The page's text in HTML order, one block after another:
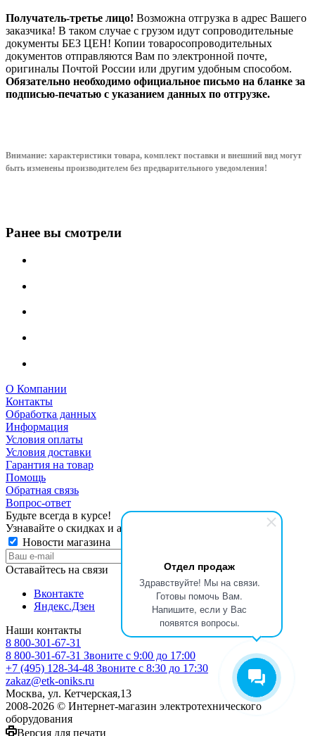
Отдел продаж
Здравствуйте! Мы на связи.
Готовы помочь Вам.
Напишите, если у Вас
появятся вопросы.
Получатель-третье лицо! Возможна отгрузка в адрес Вашего
заказчика! В таком случае с грузом идут сопроводительные
документы БЕЗ ЦЕН! Копии товаросопроводительных
документов отправляются Вам по электронной почте,
оригиналы Почтой России или другим удобным способом.
Обязательно необходимо официальное письмо на бланке за
подписью-печатью с указанием данных по отгрузке.
Внимание: характеристики товара, комплект поставки и внешний вид могут
быть изменены производителем без предварительного уведомления!
Ранее вы смотрели
О Компании
Контакты
Обработка данных
Информация
Условия оплаты
Условия доставки
Гарантия на товар
Помощь
Обратная связь
Вопрос-ответ
Будьте всегда в курсе!
Узнавайте о скидках и акциях первым
Новости магазина
Оставайтесь на связи
Вконтакте
Яндекс.Дзен
Наши контакты
8 800-301-67-31
8 800-301-67-31 Звоните с 9:00 до 17:00
+7 (495) 128-34-48 Звоните с 8:30 до 17:30
zakaz@etk-oniks.ru
Москва, ул. Кетчерская,13
2008-2026 © Интернет-магазин электротехнического
оборудования
Версия для печати